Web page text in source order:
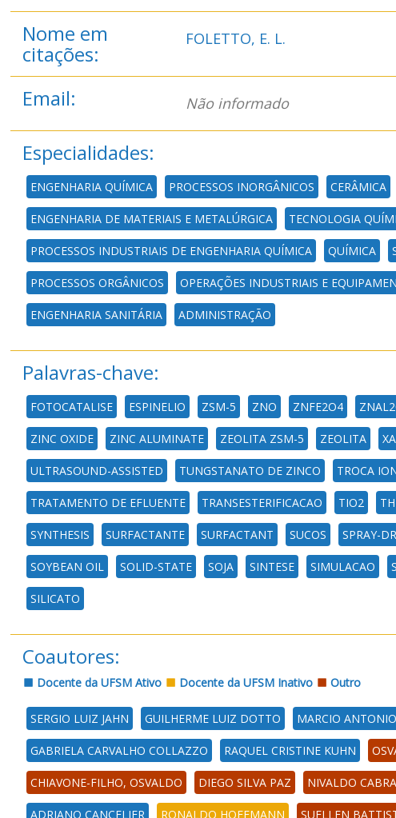
Nome em
citações:
FOLETTO, E. L.
Email: Não informado
Especialidades:
ENGENHARIA QUÍMICA PROCESSOS INORGÂNICOS CERÂMICA
ENGENHARIA DE MATERIAIS E METALÚRGICA TECNOLOGIA
PROCESSOS INDUSTRIAIS DE ENGENHARIA QUÍMICA QUÍMICA
PROCESSOS ORGÂNICOS OPERAÇÕES INDUSTRIAIS E
ENGENHARIA SANITÁRIA ADMINISTRAÇÃO
Palavras-chave:
FOTOCATALISE ESPINELIO ZSM-5 ZNO ZNFE2O4
ZINC OXIDE ZINC ALUMINATE ZEOLITA ZSM-5 ZEOLITA
ULTRASOUND-ASSISTED TUNGSTANATO DE ZINCO TROCA
TRATAMENTO DE EFLUENTE TRANSESTERIFICACAO TIO2
SYNTHESIS SURFACTANTE SURFACTANT SUCOS SPRAY-
SOYBEAN OIL SOLID-STATE SOJA SINTESE SIMULACAO
SILICATO
Coautores:
Docente da UFSM Ativo Docente da UFSM Inativo Outro
SERGIO LUIZ JAHN GUILHERME LUIZ DOTTO MARCIO
GABRIELA CARVALHO COLLAZZO RAQUEL CRISTINE KUHN
CHIAVONE-FILHO, OSVALDO DIEGO SILVA PAZ NIVALDO
ADRIANO CANCELIER RONALDO HOFFMANN SUELLEN